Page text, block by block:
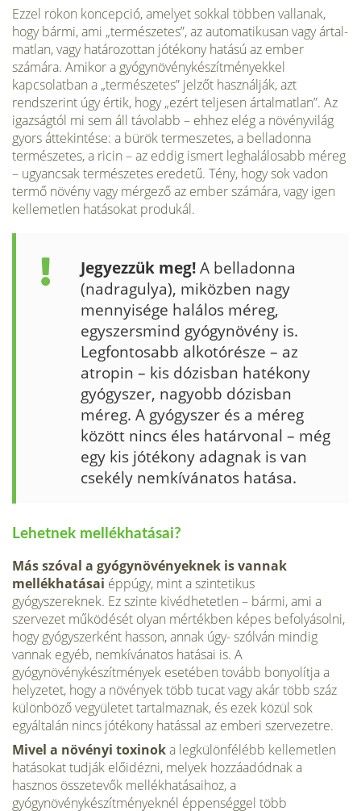
Ezzel rokon koncepció, amelyet sokkal többen vallanak,
hogy bármi, ami „természetes”, az automatikusan vagy ártal­
matlan, vagy határozottan jótékony hatású az ember
számára. Amikor a gyógynövénykészítményekkel
kapcsolatban a „természetes” jelzőt használják, azt
rendszerint úgy értik, hogy „ezért teljesen ártalmatlan”. Az
igazságtól mi sem áll távolabb – ehhez elég a növényvilág
gyors áttekintése: a bürök termeszetes, a belladonna
természetes, a ricin – az eddig ismert leghalálosabb méreg
– ugyancsak természetes eredetű. Tény, hogy sok vadon
termő növény vagy mérgező az ember számára, vagy igen
kellemetlen hatásokat produkál.
Jegyezzük meg!A belladonna
(nadragulya), miközben nagy
mennyisége halálos méreg,
egyszersmind gyógynövény is.
Legfontosabb alkotórésze – az
atropin – kis dózisban hatékony
gyógyszer, na­gyobb dózisban
méreg. A gyógyszer és a méreg
között nincs éles határvonal – még
egy kis jótékony adagnak is van
csekély nemkívánatos hatása.
Lehetnek mellékhatásai?
Más szóval a gyógynövényeknek is vannak
mellékhatásai éppúgy, mint a szintetikus
gyógyszereknek. Ez szinte kivédhetetlen – bármi, ami a
szervezet működését olyan mértékben képes befolyásolni,
hogy gyógyszerként hasson, annak úgy- szólván mindig
vannak egyéb, nemkívánatos hatásai is. A
gyógynövénykészítmények esetében tovább bonyolítja a
helyzetet, hogy a növények több tucat vagy akár több száz
különböző vegyületet tartalmaznak, és ezek közül sok
egyáltalán nincs jótékony hatással az emberi szervezetre.
Mivel a növényi toxinoka legkülönfélébb kellemetlen
hatásokat tudják előidézni, melyek hozzáadódnak a
hasznos összetevők mellékhatásaihoz, a
gyógynövénykészítményeknél éppenséggel több